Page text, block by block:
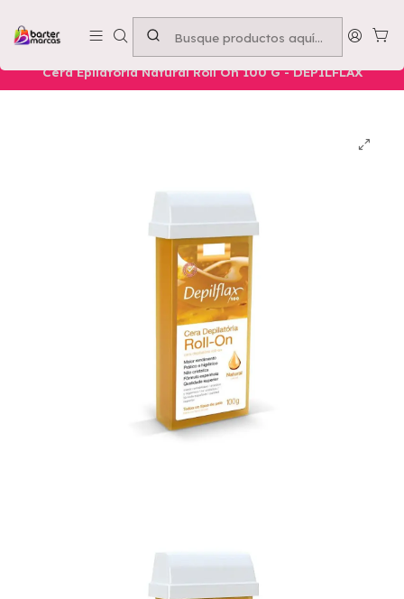
Emprende con nosotros -Compra mínima $50.000
Nuestros Productos HIGIENE Y CUIDADO
Cera Epilatória Natural Roll On 100 G - DEPILFLAX